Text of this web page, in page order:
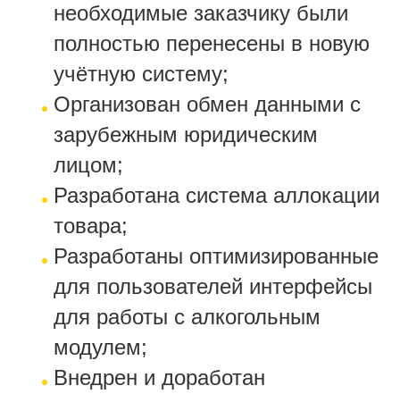
необходимые заказчику были
полностью перенесены в новую
учётную систему;
Организован обмен данными с
зарубежным юридическим
лицом;
Разработана система аллокации
товара;
Разработаны оптимизированные
для пользователей интерфейсы
для работы с алкогольным
модулем;
Внедрен и доработан